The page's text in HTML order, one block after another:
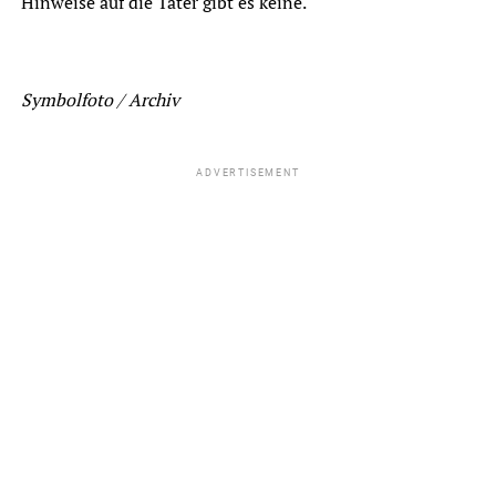
Symbolfoto / Archiv
ADVERTISEMENT